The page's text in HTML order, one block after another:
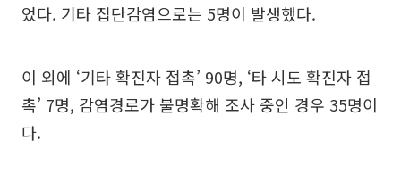
었다. 기타 집단감염으로는 5명이 발생했다.
이 외에 ‘기타 확진자 접촉’ 90명, ‘타 시도 확진자 접
촉’ 7명, 감염경로가 불명확해 조사 중인 경우 35명이
다.